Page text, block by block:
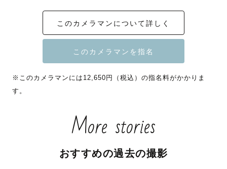
繁忙期などのスケジュール調整に合わせて設定していき
＝＝＝＝＝＝＝＝＝＝＝＝＝＝＝＝＝＝＝＝
初めまして！フリーランスカメラマンの、makiです。
カメラマン歴9年。
ニューボーンに始まり、あっという間に七五三、第二子誕
多くのご家族様の成長やお祝いを見守らせていただいてい
このカメラマンについて詳しく
※このカメラマンには12,650円（税込）の指名料がかかりま
す。
More stories
おすすめの過去の撮影